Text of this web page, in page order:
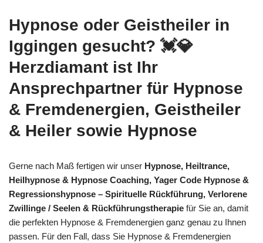
Hypnose oder Geistheiler in
Iggingen gesucht? 💓️💎
Herzdiamant ist Ihr
Ansprechpartner für Hypnose
& Fremdenergien, Geistheiler
& Heiler sowie Hypnose
Gerne nach Maß fertigen wir unser Hypnose, Heiltrance,
Heilhypnose & Hypnose Coaching, Yager Code Hypnose &
Regressionshypnose – Spirituelle Rückführung, Verlorene
Zwillinge / Seelen & Rückführungstherapie für Sie an, damit
die perfekten Hypnose & Fremdenergien ganz genau zu Ihnen
passen. Für den Fall, dass Sie Hypnose & Fremdenergien